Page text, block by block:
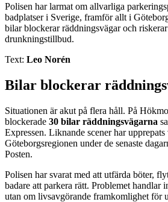
Polisen har larmat om allvarliga
badplatser i Sverige, framför allt i
bilar blockerar räddningsvägar och
drunkningstillbud.
Text: Leo Norén
Bilar blockerar
Situationen är akut på flera håll. På
blockerade 30 bilar räddningsvägarna
Expressen. Liknande scener har
Göteborgsregionen under de senaste
Posten.
Polisen har svarat med att utfärda böter,
badare att parkera rätt. Problemet handlar
utan om livsavgörande framkomlighet för